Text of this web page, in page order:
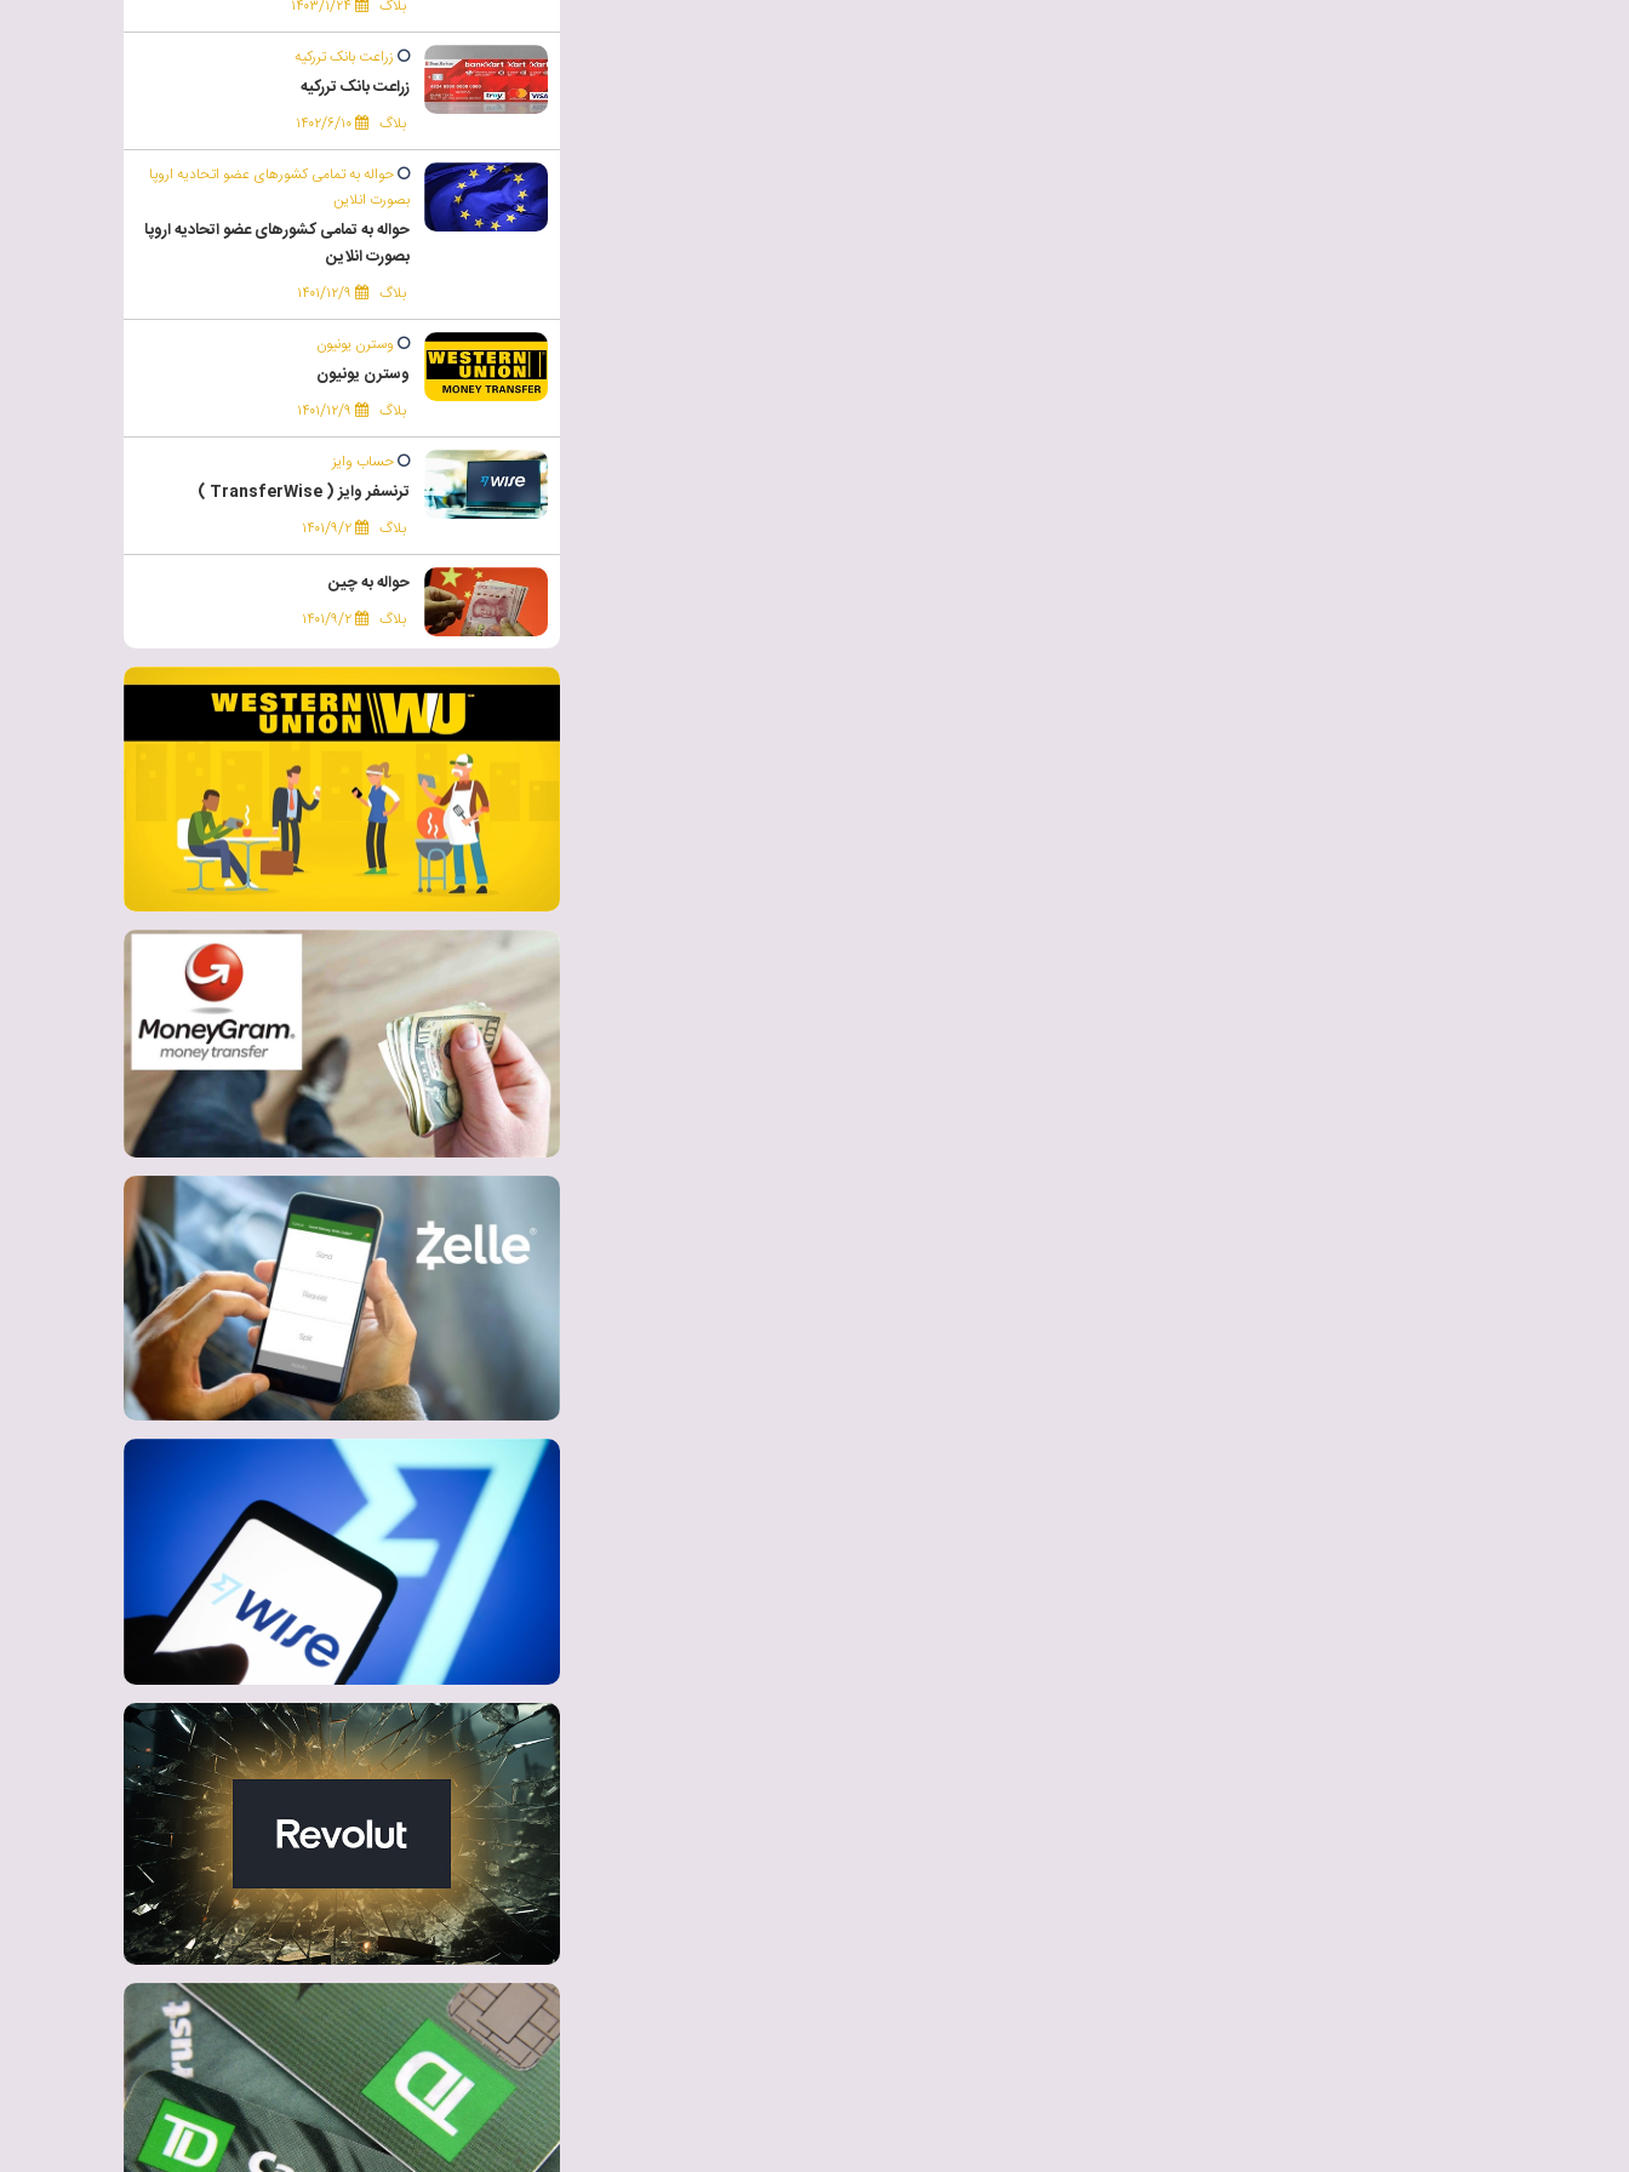
بلاگ ۱۴۰۳/۱/۲۴
زراعت بانک تررکیه
زراعت بانک تررکیه
بلاگ ۱۴۰۲/۶/۱۰
حواله به تمامی کشورهای عضو اتحادیه اروپا
بصورت انلاین
حواله به تمامی کشورهای عضو اتحادیه اروپا
بصورت انلاین
بلاگ ۱۴۰۱/۱۲/۹
وسترن یونیون
وسترن یونیون
بلاگ ۱۴۰۱/۱۲/۹
حساب وایز
ترنسفر وایز ( TransferWise )
بلاگ ۱۴۰۱/۹/۲
حواله به چین
بلاگ ۱۴۰۱/۹/۲